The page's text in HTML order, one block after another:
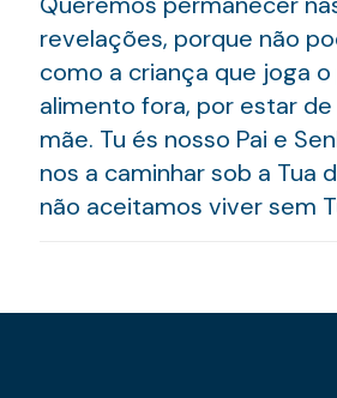
revelações, porque não
como a criança que joga
alimento fora, por estar
mãe. Tu és nosso Pai e
nos a caminhar sob a Tua
não aceitamos viver sem